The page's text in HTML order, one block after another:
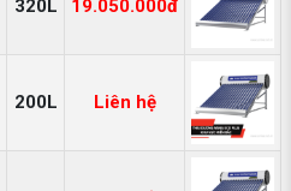
320L 19.050.000đ
200L Liên hệ